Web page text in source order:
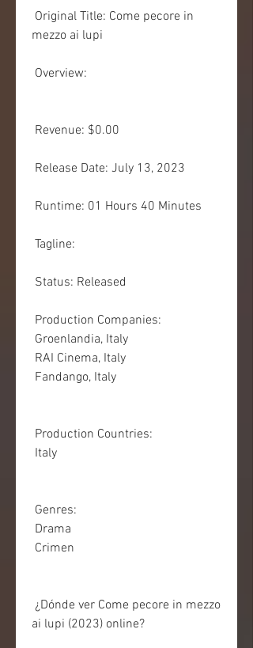
mezzo ai lupi
Overview:
Revenue: $0.00
Release Date: July 13, 2023
Runtime: 01 Hours 40 Minutes
Tagline:
Status: Released
Production Companies:
Groenlandia, Italy
RAI Cinema, Italy
Fandango, Italy
Production Countries:
Italy
Genres:
Drama
Crimen
ai lupi (2023) online?